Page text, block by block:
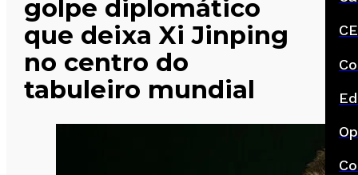
golpe diplomático
que deixa Xi Jinping
no centro do
tabuleiro mundial